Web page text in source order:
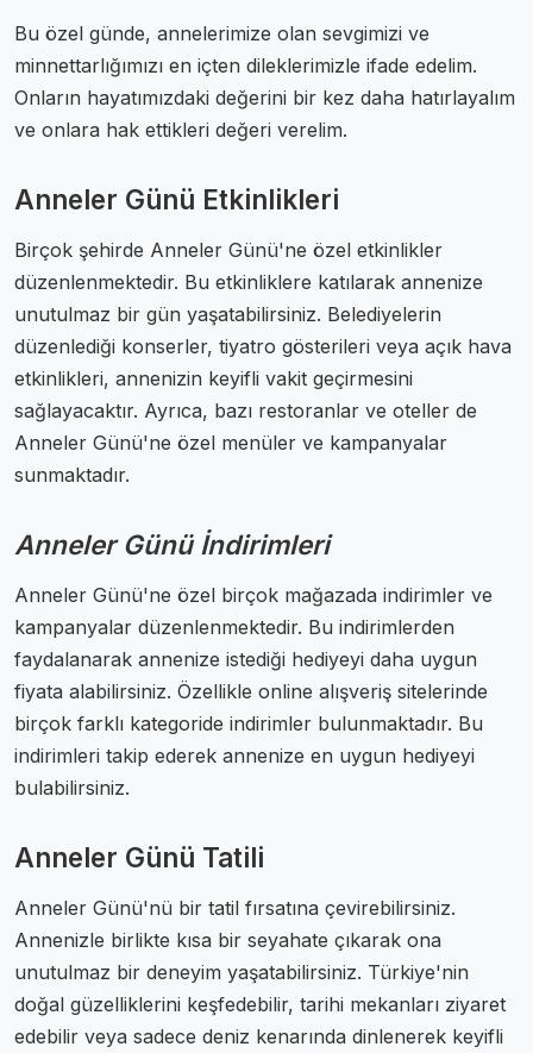
Bu özel günde, annelerimize olan sevgimizi ve
minnettarlığımızı en içten dileklerimizle ifade edelim.
Onların hayatımızdaki değerini bir kez daha hatırlayalım
ve onlara hak ettikleri değeri verelim.
Anneler Günü Etkinlikleri
Birçok şehirde Anneler Günü'ne özel etkinlikler
düzenlenmektedir. Bu etkinliklere katılarak annenize
unutulmaz bir gün yaşatabilirsiniz. Belediyelerin
düzenlediği konserler, tiyatro gösterileri veya açık hava
etkinlikleri, annenizin keyifli vakit geçirmesini
sağlayacaktır. Ayrıca, bazı restoranlar ve oteller de
Anneler Günü'ne özel menüler ve kampanyalar
sunmaktadır.
Anneler Günü İndirimleri
Anneler Günü'ne özel birçok mağazada indirimler ve
kampanyalar düzenlenmektedir. Bu indirimlerden
faydalanarak annenize istediği hediyeyi daha uygun
fiyata alabilirsiniz. Özellikle online alışveriş sitelerinde
birçok farklı kategoride indirimler bulunmaktadır. Bu
indirimleri takip ederek annenize en uygun hediyeyi
bulabilirsiniz.
Anneler Günü Tatili
Anneler Günü'nü bir tatil fırsatına çevirebilirsiniz.
Annenizle birlikte kısa bir seyahate çıkarak ona
unutulmaz bir deneyim yaşatabilirsiniz. Türkiye'nin
doğal güzelliklerini keşfedebilir, tarihi mekanları ziyaret
edebilir veya sadece deniz kenarında dinlenerek keyifli